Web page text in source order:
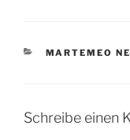
KATEGORIEN
MARTEMEO
Schreibe einen